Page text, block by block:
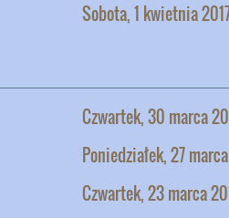
Sobota, 1 kwietnia
Czwartek, 30 marca
Poniedziałek, 27
Czwartek, 23 marca